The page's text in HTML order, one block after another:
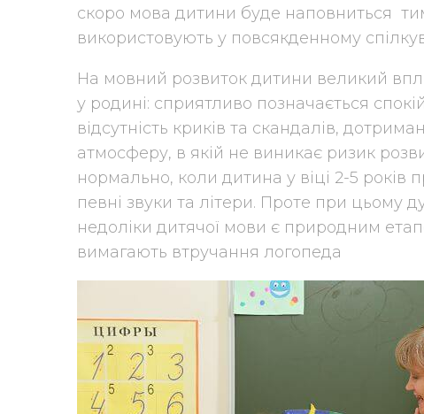
скоро мова дитини буде наповниться
використовують у повсякденному
На мовний розвиток дитини великий
у родині: сприятливо позначається
відсутність криків та скандалів,
атмосферу, в якій не виникає ризик
нормально, коли дитина у віці 2-5
певні звуки та літери. Проте при цьому
недоліки дитячої мови є природним
вимагають втручання логопеда